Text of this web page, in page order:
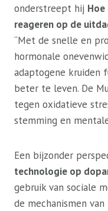
onderstreept hij
reageren op de
“Met de snelle en
hormonale
adaptogene kruiden
beter te leven. De
tegen oxidatieve
stemming en
Een bijzonder
technologie op
gebruik van sociale
de mechanismen